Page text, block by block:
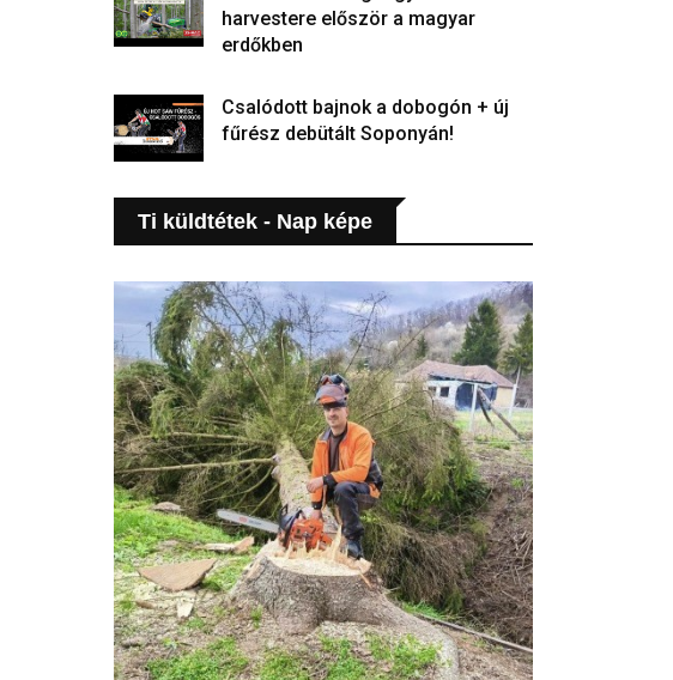
harvestere először a magyar
erdőkben
Csalódott bajnok a dobogón + új
fűrész debütált Soponyán!
Ti küldtétek - Nap képe